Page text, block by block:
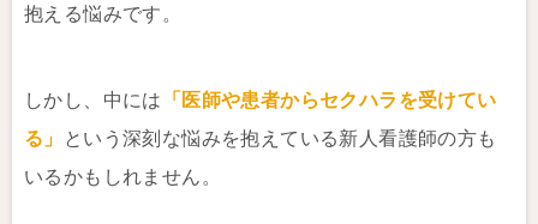
抱える悩みです。
しかし、中には
「医師や患者からセクハラを受けてい
る」
という深刻な悩みを抱えている新人看護師の方も
いるかもしれません。